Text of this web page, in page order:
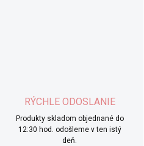
RÝCHLE ODOSLANIE
Produkty skladom objednané do
12:30 hod. odošleme v ten istý
deň.